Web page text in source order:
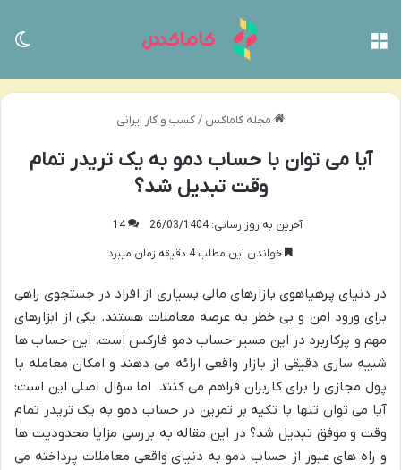
مجله کاماکس /کسب و کار ایرانی
آیا می توان با حساب دمو به یک تریدر تمام
وقت تبدیل شد؟
آخرین به روز رسانی: 26/03/1404
14
خواندن این مطلب 4 دقیقه زمان میبرد
در دنیای پرهیاهوی بازارهای مالی بسیاری از افراد در جستجوی راهی
برای ورود امن و بی خطر به عرصه معاملات هستند. یکی از ابزارهای
مهم و پرکاربرد در این مسیر حساب دمو فارکس است. این حساب ها
شبیه سازی دقیقی از بازار واقعی ارائه می دهند و امکان معامله با
پول مجازی را برای کاربران فراهم می کنند. اما سؤال اصلی این است:
آیا می توان تنها با تکیه بر تمرین در حساب دمو به یک تریدر تمام
وقت و موفق تبدیل شد؟ در این مقاله به بررسی مزایا محدودیت ها
و راه های عبور از حساب دمو به دنیای واقعی معاملات پرداخته می